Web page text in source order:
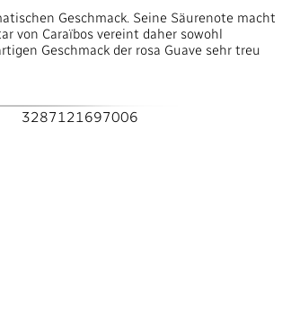
Geschmack. Seine Säurenote macht
von Caraïbos vereint daher sowohl
Geschmack der rosa Guave sehr treu
3287121697006